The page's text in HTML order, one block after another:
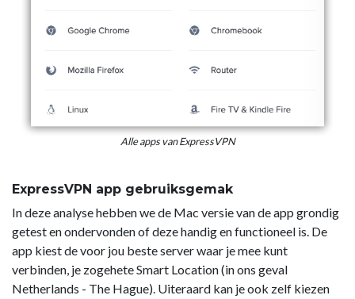
Alle apps van ExpressVPN
ExpressVPN app gebruiksgemak
In deze analyse hebben we de Mac versie van de app grondig
getest en ondervonden of deze handig en functioneel is. De
app kiest de voor jou beste server waar je mee kunt
verbinden, je zogehete Smart Location (in ons geval
Netherlands - The Hague). Uiteraard kan je ook zelf kiezen